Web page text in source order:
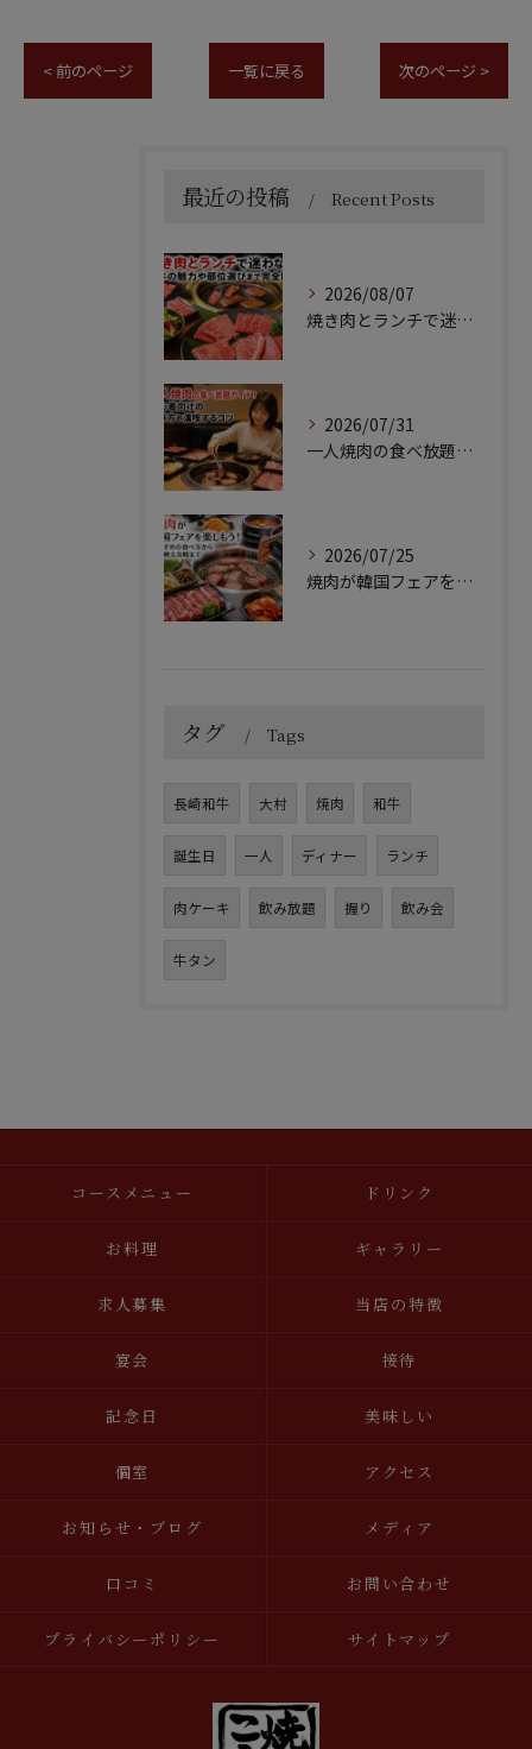
< 前のページ 一覧に戻る 次のページ >
最近の投稿 Recent Posts
2026/08/07
焼き肉とランチで迷わない！和牛の魅力や部位選びまで完全解説
2026/07/31
一人焼肉の食べ放題ガイド！初心者向けの選び方と満喫するコツ
2026/07/25
焼肉が韓国フェアを楽しもう！おすすめの食べ方から写真映え攻略まで
タグ Tags
長崎和牛 大村 焼肉 和牛
誕生日 一人 ディナー ランチ
肉ケーキ 飲み放題 握り 飲み会
牛タン
コースメニュー ドリンク
お料理 ギャラリー
求人募集 当店の特徴
宴会 接待
記念日 美味しい
個室 アクセス
お知らせ・ブログ メディア
口コミ お問い合わせ
プライバシーポリシー サイトマップ